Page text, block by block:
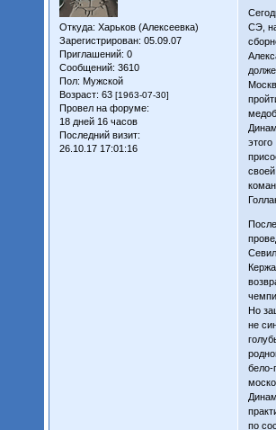
Откуда: Харьков (Алексеевка)
Зарегистрирован: 05.09.07
Приглашений: 0
Сообщений: 3610
Пол: Мужской
Возраст: 63 [1963-07-30]
Провел на форуме:
18 дней 16 часов
Последний визит:
26.10.17 17:01:16
СЭ,
этого
После
Но
не
бело-
по